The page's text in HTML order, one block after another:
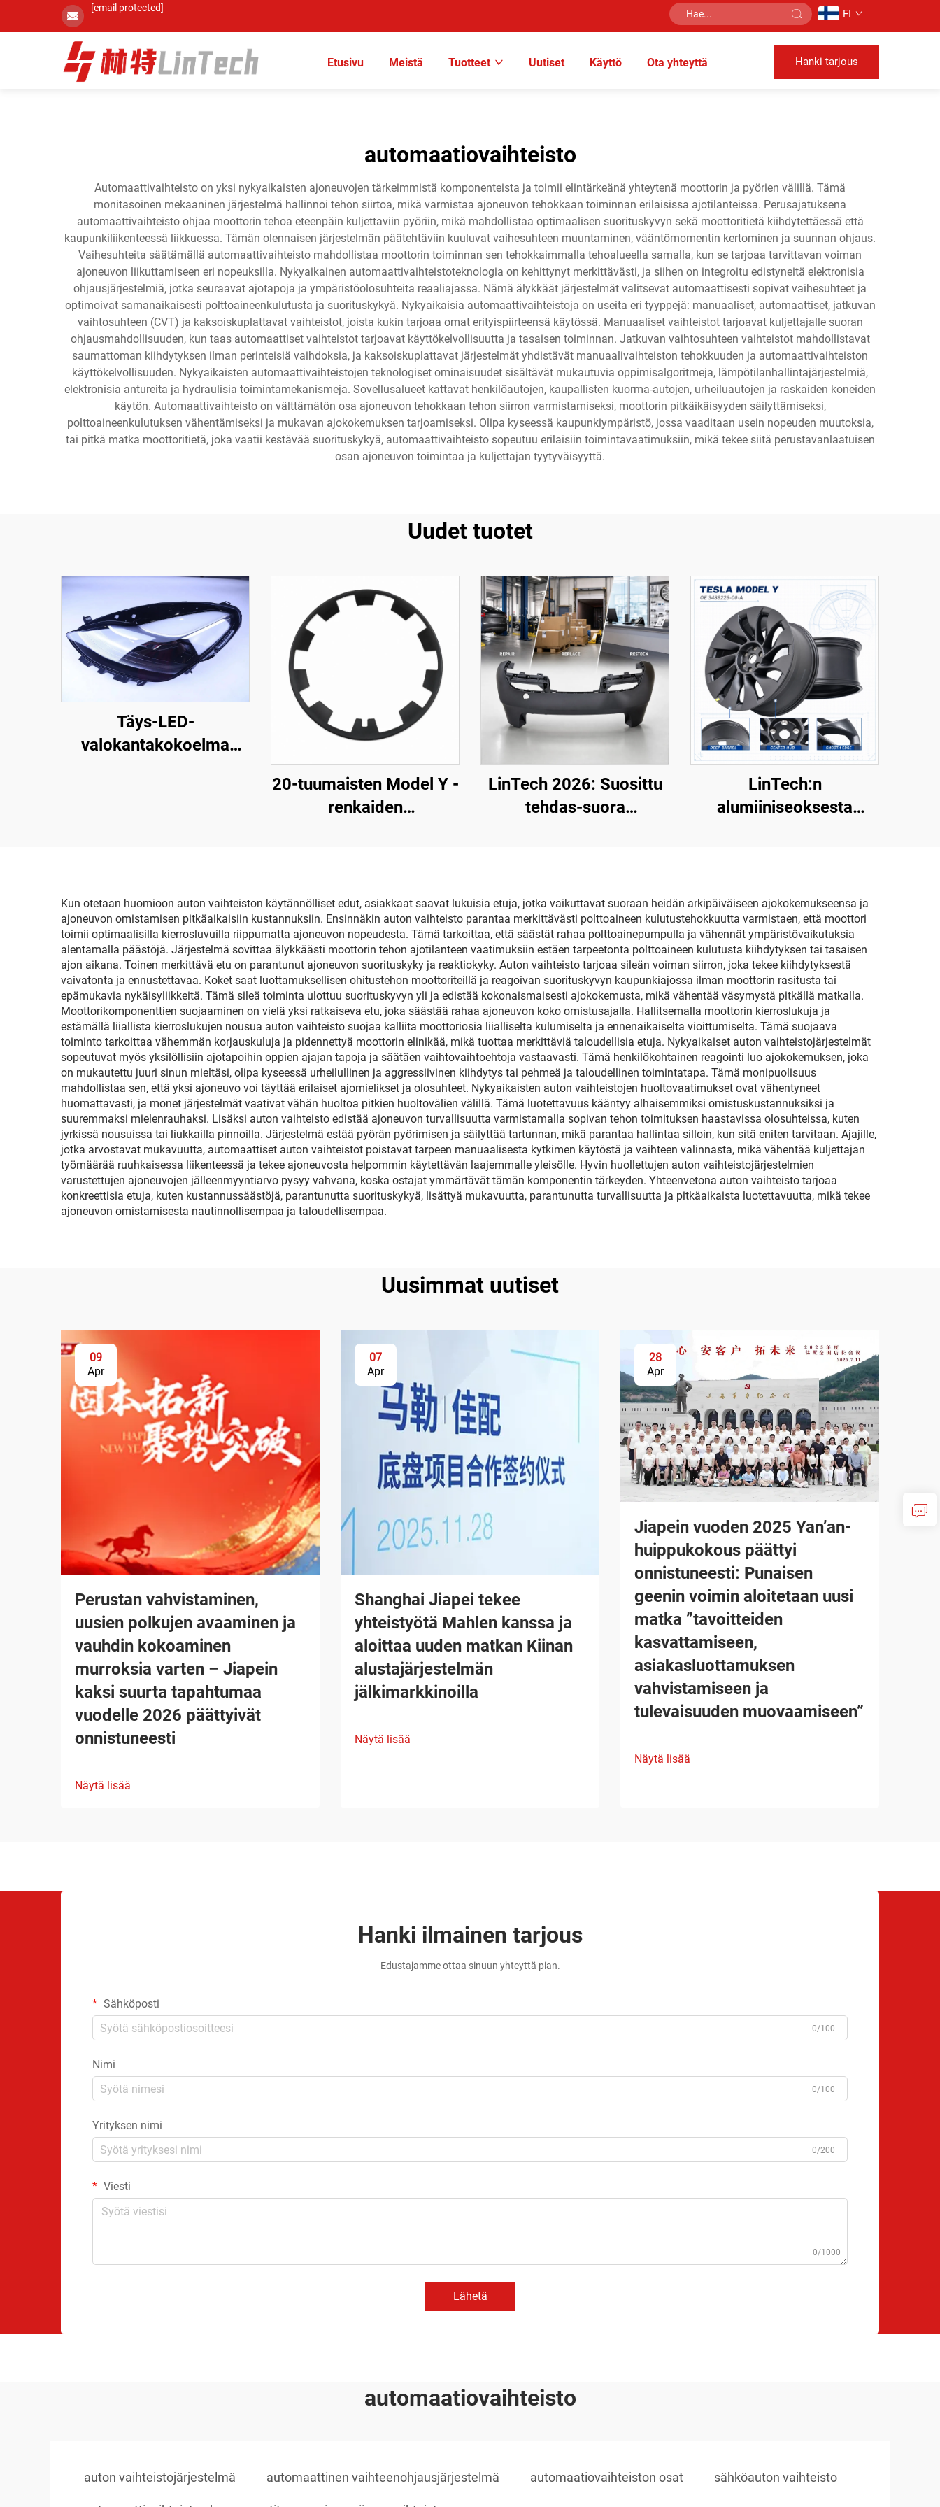
[email protected] FI
Etusivu Meistä Tuotteet Uutiset Käyttö Ota yhteyttä Hanki tarjous
automaatiovaihteisto
Automaattivaihteisto on yksi nykyaikaisten ajoneuvojen tärkeimmistä komponenteista ja toimii elintärkeänä yhteytenä moottorin ja pyörien välillä. Tämä
monitasoinen mekaaninen järjestelmä hallinnoi tehon siirtoa, mikä varmistaa ajoneuvon tehokkaan toiminnan erilaisissa ajotilanteissa. Perusajatuksena
automaattivaihteisto ohjaa moottorin tehoa eteenpäin kuljettaviin pyöriin, mikä mahdollistaa optimaalisen suorituskyvyn sekä moottoritietä kiihdytettäessä että
kaupunkiliikenteessä liikkuessa. Tämän olennaisen järjestelmän päätehtäviin kuuluvat vaihesuhteen muuntaminen, vääntömomentin kertominen ja suunnan ohjaus.
Vaihesuhteita säätämällä automaattivaihteisto mahdollistaa moottorin toiminnan sen tehokkaimmalla tehoalueella samalla, kun se tarjoaa tarvittavan voiman
ajoneuvon liikuttamiseen eri nopeuksilla. Nykyaikainen automaattivaihteistoteknologia on kehittynyt merkittävästi, ja siihen on integroitu edistyneitä elektronisia
ohjausjärjestelmiä, jotka seuraavat ajotapoja ja ympäristöolosuhteita reaaliajassa. Nämä älykkäät järjestelmät valitsevat automaattisesti sopivat vaihesuhteet ja
optimoivat samanaikaisesti polttoaineenkulutusta ja suorituskykyä. Nykyaikaisia automaattivaihteistoja on useita eri tyyppejä: manuaaliset, automaattiset, jatkuvan
vaihtosuhteen (CVT) ja kaksoiskuplattavat vaihteistot, joista kukin tarjoaa omat erityispiirteensä käytössä. Manuaaliset vaihteistot tarjoavat kuljettajalle suoran
ohjausmahdollisuuden, kun taas automaattiset vaihteistot tarjoavat käyttökelvollisuutta ja tasaisen toiminnan. Jatkuvan vaihtosuhteen vaihteistot mahdollistavat
saumattoman kiihdytyksen ilman perinteisiä vaihdoksia, ja kaksoiskuplattavat järjestelmät yhdistävät manuaalivaihteiston tehokkuuden ja automaattivaihteiston
käyttökelvollisuuden. Nykyaikaisten automaattivaihteistojen teknologiset ominaisuudet sisältävät mukautuvia oppimisalgoritmeja, lämpötilanhallintajärjestelmiä,
elektronisia antureita ja hydraulisia toimintamekanismeja. Sovellusalueet kattavat henkilöautojen, kaupallisten kuorma-autojen, urheiluautojen ja raskaiden koneiden
käytön. Automaattivaihteisto on välttämätön osa ajoneuvon tehokkaan tehon siirron varmistamiseksi, moottorin pitkäikäisyyden säilyttämiseksi,
polttoaineenkulutuksen vähentämiseksi ja mukavan ajokokemuksen tarjoamiseksi. Olipa kyseessä kaupunkiympäristö, jossa vaaditaan usein nopeuden muutoksia,
tai pitkä matka moottoritietä, joka vaatii kestävää suorituskykyä, automaattivaihteisto sopeutuu erilaisiin toimintavaatimuksiin, mikä tekee siitä perustavanlaatuisen
osan ajoneuvon toimintaa ja kuljettajan tyytyväisyyttä.
Uudet tuotet
Täys-LED-
valokantakokoelma
autoteollisuuden
valaistusvalojen vaihto
20-tuumaisten Model Y -
renkaiden
LinTech 2026: Suosittu
tehdas-suora
päivitysversiolle
LinTech:n
alumiiniseoksesta
3488226-00-A
Kun otetaan huomioon auton vaihteiston käytännölliset edut, asiakkaat saavat lukuisia etuja, jotka vaikuttavat suoraan heidän arkipäiväiseen ajokokemukseensa ja
ajoneuvon omistamisen pitkäaikaisiin kustannuksiin. Ensinnäkin auton vaihteisto parantaa merkittävästi polttoaineen kulutustehokkuutta varmistaen, että moottori
toimii optimaalisilla kierrosluvuilla riippumatta ajoneuvon nopeudesta. Tämä tarkoittaa, että säästät rahaa polttoainepumpulla ja vähennät ympäristövaikutuksia
alentamalla päästöjä. Järjestelmä sovittaa älykkäästi moottorin tehon ajotilanteen vaatimuksiin estäen tarpeetonta polttoaineen kulutusta kiihdytyksen tai tasaisen
ajon aikana. Toinen merkittävä etu on parantunut ajoneuvon suorituskyky ja reaktiokyky. Auton vaihteisto tarjoaa sileän voiman siirron, joka tekee kiihdytyksestä
vaivatonta ja ennustettavaa. Koket saat luottamuksellisen ohitustehon moottoriteillä ja reagoivan suorituskyvyn kaupunkiajossa ilman moottorin rasitusta tai
epämukavia nykäisyliikkeitä. Tämä sileä toiminta ulottuu suorituskyvyn yli ja edistää kokonaismaisesti ajokokemusta, mikä vähentää väsymystä pitkällä matkalla.
Moottorikomponenttien suojaaminen on vielä yksi ratkaiseva etu, joka säästää rahaa ajoneuvon koko omistusajalla. Hallitsemalla moottorin kierroslukuja ja
estämällä liiallista kierroslukujen nousua auton vaihteisto suojaa kalliita moottoriosia liialliselta kulumiselta ja ennenaikaiselta vioittumiselta. Tämä suojaava
toiminto tarkoittaa vähemmän korjauskuluja ja pidennettyä moottorin elinikää, mikä tuottaa merkittäviä taloudellisia etuja. Nykyaikaiset auton vaihteistojärjestelmät
sopeutuvat myös yksilöllisiin ajotapoihin oppien ajajan tapoja ja säätäen vaihtovaihtoehtoja vastaavasti. Tämä henkilökohtainen reagointi luo ajokokemuksen, joka
on mukautettu juuri sinun mieltäsi, olipa kyseessä urheilullinen ja aggressiivinen kiihdytys tai pehmeä ja taloudellinen toimintatapa. Tämä monipuolisuus
mahdollistaa sen, että yksi ajoneuvo voi täyttää erilaiset ajomielikset ja olosuhteet. Nykyaikaisten auton vaihteistojen huoltovaatimukset ovat vähentyneet
huomattavasti, ja monet järjestelmät vaativat vähän huoltoa pitkien huoltovälien välillä. Tämä luotettavuus kääntyy alhaisemmiksi omistuskustannuksiksi ja
suuremmaksi mielenrauhaksi. Lisäksi auton vaihteisto edistää ajoneuvon turvallisuutta varmistamalla sopivan tehon toimituksen haastavissa olosuhteissa, kuten
jyrkissä nousuissa tai liukkailla pinnoilla. Järjestelmä estää pyörän pyörimisen ja säilyttää tartunnan, mikä parantaa hallintaa silloin, kun sitä eniten tarvitaan. Ajajille,
jotka arvostavat mukavuutta, automaattiset auton vaihteistot poistavat tarpeen manuaalisesta kytkimen käytöstä ja vaihteen valinnasta, mikä vähentää kuljettajan
työmäärää ruuhkaisessa liikenteessä ja tekee ajoneuvosta helpommin käytettävän laajemmalle yleisölle. Hyvin huollettujen auton vaihteistojärjestelmien
varustettujen ajoneuvojen jälleenmyyntiarvo pysyy vahvana, koska ostajat ymmärtävät tämän komponentin tärkeyden. Yhteenvetona auton vaihteisto tarjoaa
konkreettisia etuja, kuten kustannussäästöjä, parantunutta suorituskykyä, lisättyä mukavuutta, parantunutta turvallisuutta ja pitkäaikaista luotettavuutta, mikä tekee
ajoneuvon omistamisesta nautinnollisempaa ja taloudellisempaa.
Uusimmat uutiset
09
Apr
Perustan vahvistaminen,
uusien polkujen avaaminen ja
vauhdin kokoaminen
murroksia varten – Jiapein
kaksi suurta tapahtumaa
vuodelle 2026 päättyivät
onnistuneesti
Näytä lisää
07
Apr
Shanghai Jiapei tekee
yhteistyötä Mahlen kanssa ja
aloittaa uuden matkan Kiinan
alustajärjestelmän
jälkimarkkinoilla
Näytä lisää
28
Apr
Jiapein vuoden 2025 Yan’an-
huippukokous päättyi
onnistuneesti: Punaisen
geenin voimin aloitetaan uusi
matka ”tavoitteiden
kasvattamiseen,
asiakasluottamuksen
vahvistamiseen ja
tulevaisuuden muovaamiseen”
Näytä lisää
Hanki ilmainen tarjous
Edustajamme ottaa sinuun yhteyttä pian.
Sähköposti
0/100
Nimi
0/100
Yrityksen nimi
0/200
Viesti
0/1000
Lähetä
automaatiovaihteisto
auton vaihteistojärjestelmä automaattinen vaihteenohjausjärjestelmä automaatiovaihteiston osat sähköauton vaihteisto